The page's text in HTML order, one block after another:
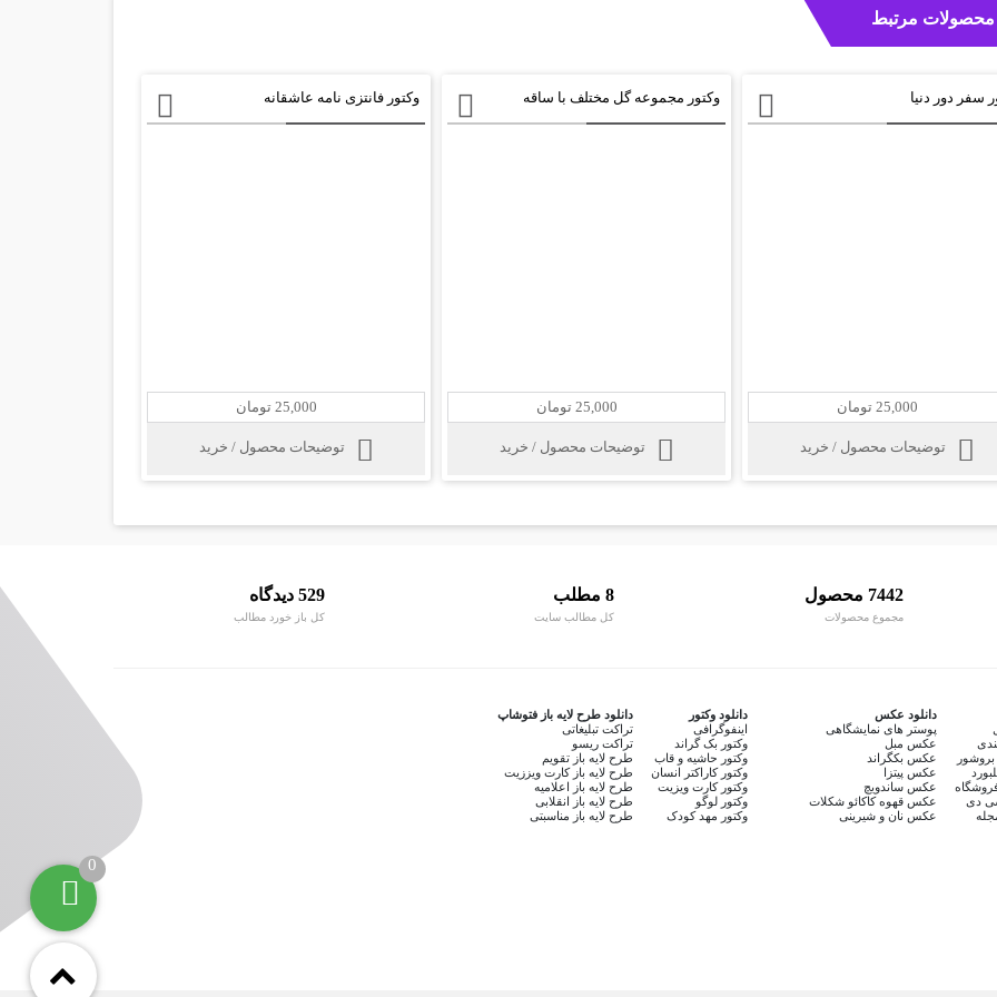
محصولات مرتبط
سفر دور دنیا
25,000 تومان
توضیحات محصول / خرید
وکتور مجموعه گل مختلف با ساقه
25,000 تومان
توضیحات محصول / خرید
وکتور فانتزی نامه عاشقانه
25,000 تومان
توضیحات محصول / خرید
7442 محصول
مجموع محصولات
8 مطلب
کل مطالب سایت
529 دیدگاه
کل باز خورد مطالب
دی
دانلود عکس
پوستر های نمایشگاهی
عکس مبل
عکس بکگراند
عکس پیتزا
عکس ساندویچ
عکس قهوه کاکائو شکلات
عکس نان و شیرینی
دانلود وکتور
اینفوگرافی
وکتور بک گراند
وکتور حاشیه و قاب
وکتور کاراکتر انسان
وکتور کارت ویزیت
وکتور لوگو
وکتور مهد کودک
دانلود طرح لایه باز فتوشاپ
تراکت تبلیغاتی
تراکت ریسو
طرح لایه باز تقویم
طرح لایه باز کارت ویززیت
طرح لایه باز اعلامیه
طرح لایه باز انقلابی
طرح لایه باز مناسبتی
0